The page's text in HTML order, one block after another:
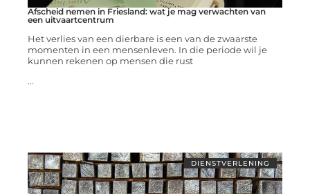
Afscheid nemen in Friesland: wat je mag verwachten van
een uitvaartcentrum
Het verlies van een dierbare is een van de zwaarste
momenten in een mensenleven. In die periode wil je
kunnen rekenen op mensen die rust
...
DIENSTVERLENING